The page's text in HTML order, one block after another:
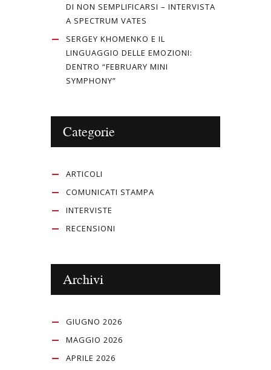
DI NON SEMPLIFICARSI – INTERVISTA
A SPECTRUM VATES
SERGEY KHOMENKO E IL
LINGUAGGIO DELLE EMOZIONI:
DENTRO “FEBRUARY MINI
SYMPHONY”
Categorie
ARTICOLI
COMUNICATI STAMPA
INTERVISTE
RECENSIONI
Archivi
GIUGNO 2026
MAGGIO 2026
APRILE 2026